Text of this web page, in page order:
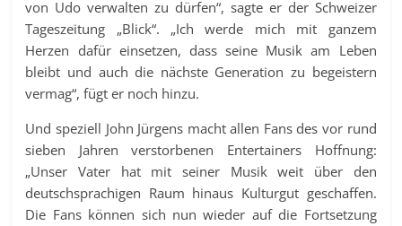
von Udo verwalten zu dürfen“, sagte er der Schweizer
Tageszeitung „Blick“. „Ich werde mich mit ganzem
Herzen dafür einsetzen, dass seine Musik am Leben
bleibt und auch die nächste Generation zu begeistern
vermag“, fügt er noch hinzu.
Und speziell John Jürgens macht allen Fans des vor rund
sieben Jahren verstorbenen Entertainers Hoffnung:
„Unser Vater hat mit seiner Musik weit über den
deutschsprachigen Raum hinaus Kulturgut geschaffen.
Die Fans können sich nun wieder auf die Fortsetzung